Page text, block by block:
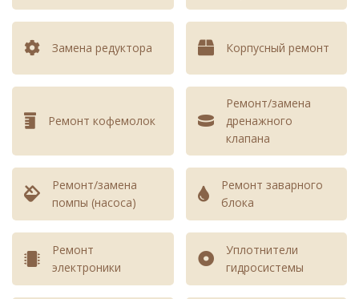
Замена редуктора Корпусный ремонт
Ремонт кофемолок
Ремонт/замена
дренажного
клапана
Ремонт/замена
помпы (насоса)
Ремонт заварного
блока
Ремонт
электроники
Уплотнители
гидросистемы